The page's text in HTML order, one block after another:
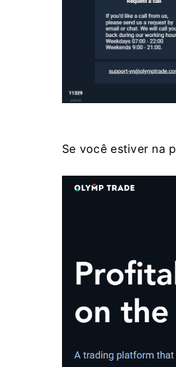
Se você estiver na